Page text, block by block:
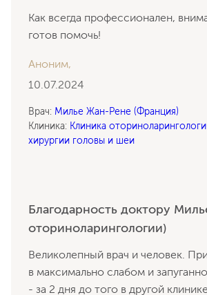
Как всегда профессионален,
готов помочь!
Аноним,
10.07.2024
Врач: Милье Жан-Рене (Франция)
Клиника: Клиника
хирургии головы и шеи
Благодарность доктору
оториноларингологии)
Великолепный врач и человек.
в максимально слабом и
- за 2 дня до того в другой